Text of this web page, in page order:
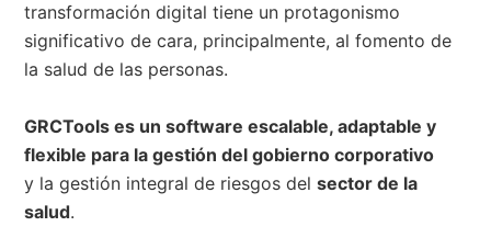
transformación digital tiene un protagonismo
significativo de cara, principalmente, al fomento de
la salud de las personas.
GRCTools es un software escalable, adaptable y
flexible para la gestión del gobierno corporativo
y la gestión integral de riesgos delsector de la
salud.